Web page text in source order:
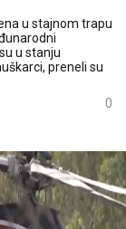
u stajnom trapu
u stanju
preneli su
0